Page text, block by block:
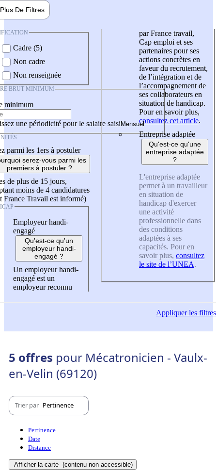
Plus De Filtres
Cadre (5)
Non cadre
Non renseignée
BRUT MINIMUM
minimum
une périodicité pour le salaire saisi
parmi les 1ers à postuler
serez-vous parmi les
premiers à postuler ?
de plus de 15 jours,
moins de 4 candidatures
France Travail est informé)
Employeur handi-
engagé
Qu'est-ce qu'un
employeur handi-
engagé ?
Un employeur handi-
engagé est un
employeur reconnu
par France travail,
Cap emploi et ses
partenaires pour ses
actions concrètes en
faveur du recrutement,
de l’intégration et de
l’accompagnement de
ses collaborateurs en
situation de handicap.
Pour en savoir plus,
consultez cet article.
Entreprise adaptée
Qu'est-ce qu'une
entreprise adaptée
?
L'entreprise adaptée
permet à un travailleur
en situation de
handicap d'exercer
une activité
professionnelle dans
des conditions
adaptées à ses
capacités. Pour en
savoir plus, consultez
le site de l’UNEA.
Appliquerles filtres
5 offres pour Mécatronicien - Vaulx-
en-Velin (69120)
Trier par Pertinence
Pertinence
Date
Distance
Afficher la carte (contenu non-accessible)